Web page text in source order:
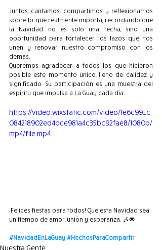
Juntos, cantamos, compartimos y reflexionamos
sobre lo que realmente importa, recordando que
la Navidad no es solo una fecha, sino una
oportunidad para fortalecer los lazos que nos
unen y renovar nuestro compromiso con los
demás.
Queremos agradecer a todos los que hicieron
posible este momento único, lleno de calidez y
significado. Su participación es una muestra del
espíritu que impulsa a La Guay cada día.
https://video.wixstatic.com/video/1e6c99_c
084218902ed4dce981a4c35bc92fae8/1080p/
mp4/file.mp4
¡Felices fiestas para todos! Que esta Navidad sea
un tiempo de amor, unión y esperanza. 🎶🌟
#NavidadEnLaGuay #HechosParaCompartir
Nuestra Gente